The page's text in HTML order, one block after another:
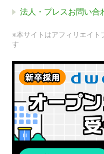
法人・プレスお問い合
※本サイトはアフィリエイト
す